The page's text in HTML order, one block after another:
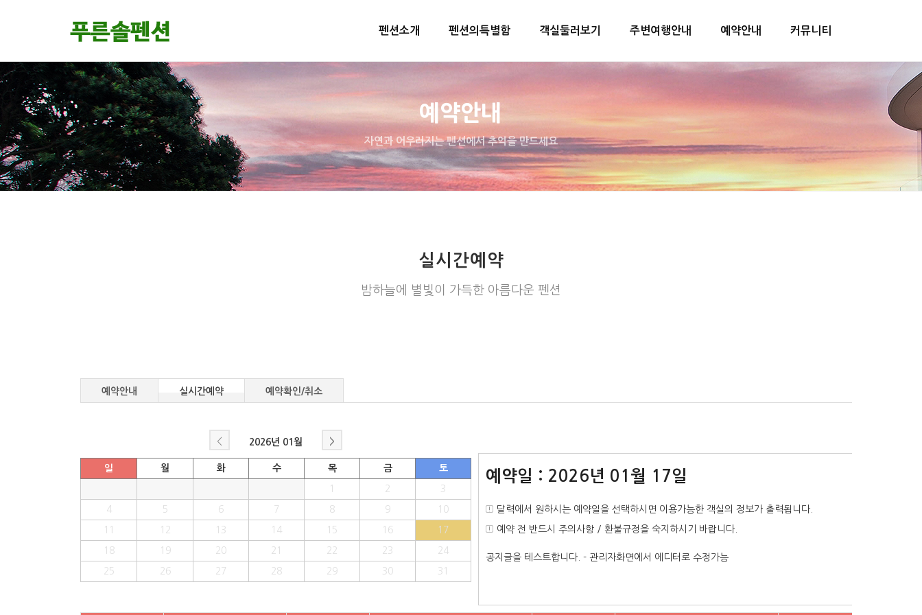
펜션소개 펜션의특별함 객실둘러보기 주변여행안내 예약안내 커뮤니티
예약안내
자연과 어우러지는 펜션에서 추억을 만드세요
실시간예약
밤하늘에 별빛이 가득한 아름다운 펜션
예약안내 실시간예약 예약확인/취소
< 2026년 01월 >
일 월 화 수 목 금 토
2 3
4 5 6 7 8 9 10
12 13 14 15 16 17
18 19 20 21 22 23 24
25 26 27 28 29 30 31
예약일 : 2026년 01월 17일
달력에서 원하시는 예약일을 선택하시면 이용가능한 객실의 정보가 출력됩니다.
예약 전 반드시 주의사항 / 환불규정을 숙지하시기 바랍니다.
공지글을 테스트합니다. - 관리자화면에서 에디터로 수정가능